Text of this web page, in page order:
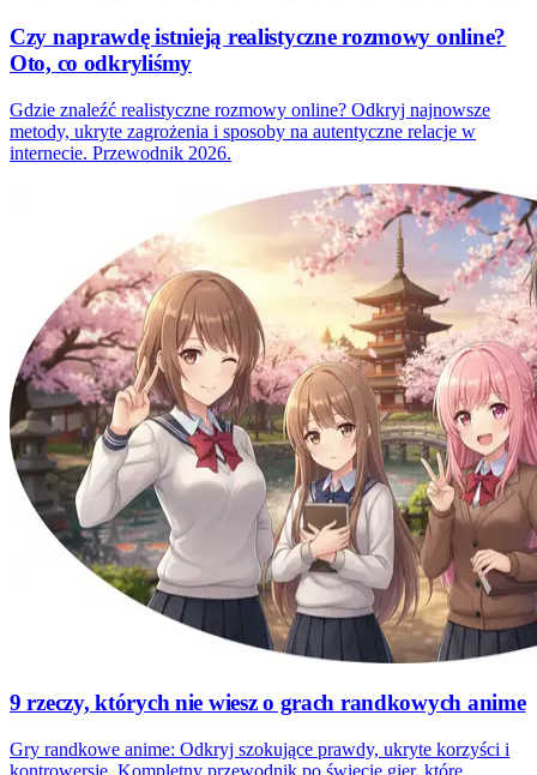
Czy naprawdę istnieją realistyczne rozmowy online?
Oto, co odkryliśmy
Gdzie znaleźć realistyczne rozmowy online? Odkryj najnowsze
metody, ukryte zagrożenia i sposoby na autentyczne relacje w
internecie. Przewodnik 2026.
9 rzeczy, których nie wiesz o grach randkowych anime
Gry randkowe anime: Odkryj szokujące prawdy, ukryte korzyści i